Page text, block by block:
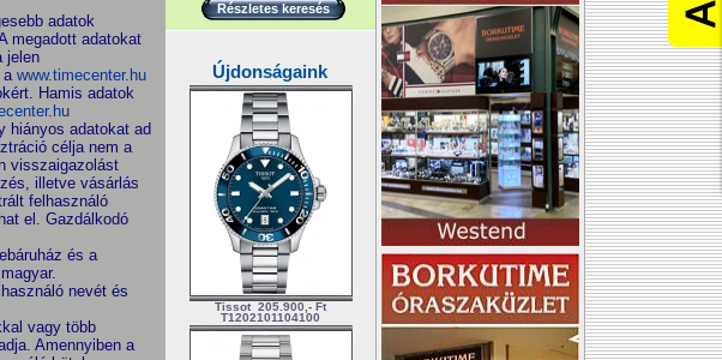
adatok
megadott adatokat
jelen
a www.timecenter.hu
Hamis adatok
hiányos adatokat ad
célja nem a
visszaigazolást
illetve vásárlás
felhasználó
el. Gazdálkodó
és a
nevét és
vagy több
Amennyiben a
Részletes keresés
Újdonságaink
Tissot 205.900,- Ft
T1202101104100